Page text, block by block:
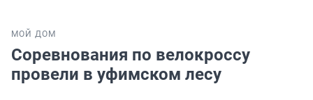
МОЙ ДОМ
Соревнования по велокроссу
провели в уфимском лесу